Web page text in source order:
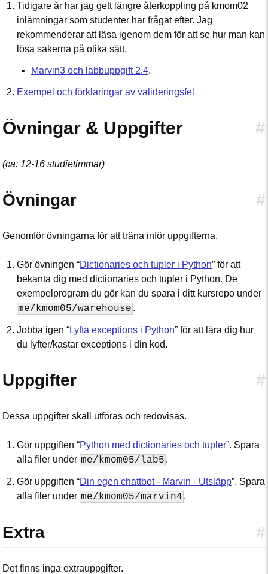
Tidigare år har jag gett längre återkoppling på kmom02
inlämningar som studenter har frågat efter. Jag
rekommenderar att läsa igenom dem för att se hur man kan
lösa sakerna på olika sätt.
Marvin3 och labbuppgift 2.4.
Exempel och förklaringar av valideringsfel
#
Övningar & Uppgifter
(ca: 12-16 studietimmar)
#
Övningar
Genomför övningarna för att träna inför uppgifterna.
Gör övningen “Dictionaries och tupler i Python” för att
bekanta dig med dictionaries och tupler i Python. De
exempelprogram du gör kan du spara i ditt kursrepo under
me/kmom05/warehouse .
Jobba igen “Lyfta exceptions i Python” för att lära dig hur
du lyfter/kastar exceptions i din kod.
#
Uppgifter
Dessa uppgifter skall utföras och redovisas.
Gör uppgiften “Python med dictionaries och tupler”. Spara
alla filer under me/kmom05/lab5 .
Gör uppgiften “Din egen chattbot - Marvin - Utsläpp”. Spara
alla filer under me/kmom05/marvin4 .
#
Extra
Det finns inga extrauppgifter.